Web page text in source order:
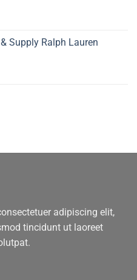
Supply Ralph Lauren
adipiscing elit,
tincidunt ut laoreet